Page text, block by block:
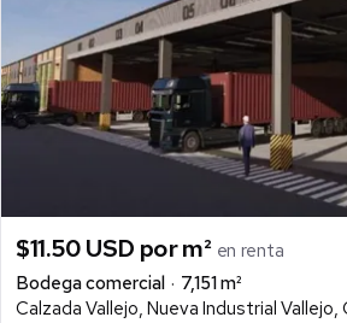
$11.50 USD por m² en renta
Bodega comercial
7,151 m²
Calzada Vallejo, Nueva Industrial